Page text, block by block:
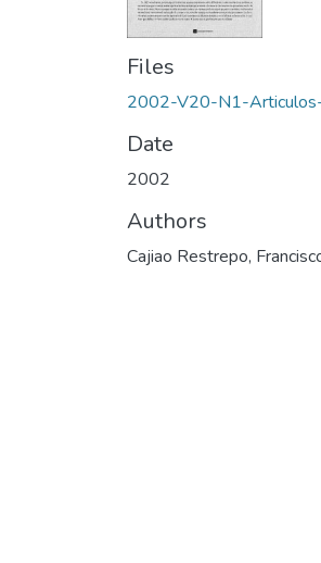
Files
2002-V20-N1-
Date
2002
Authors
Cajiao Restrepo,